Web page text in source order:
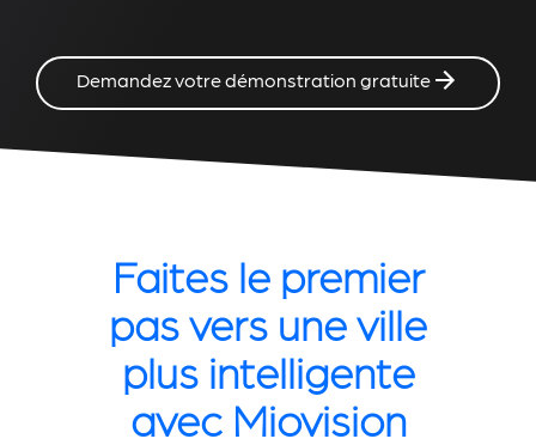
Demandez votre démonstration gratuite
Faites le premier
pas vers une ville
plus intelligente
avec Miovision